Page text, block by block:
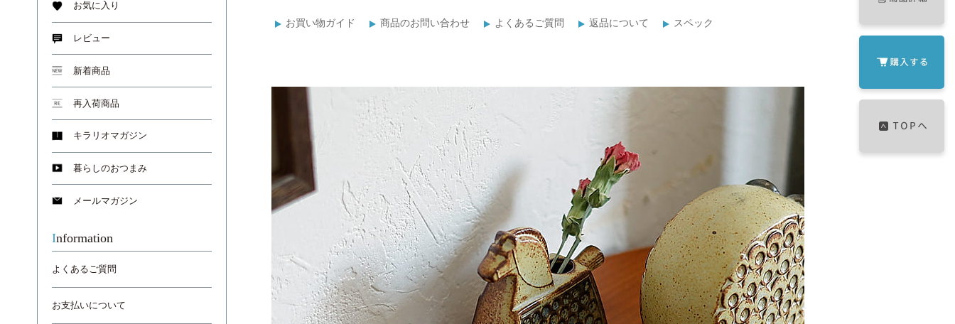
お買い物ガイド 商品のお問い合わせ よくあるご質問 返品について スペック
お気に入り
レビュー
新着商品
再入荷商品
キラリオマガジン
暮らしのおつまみ
メールマガジン
Information
よくあるご質問
お支払いについて